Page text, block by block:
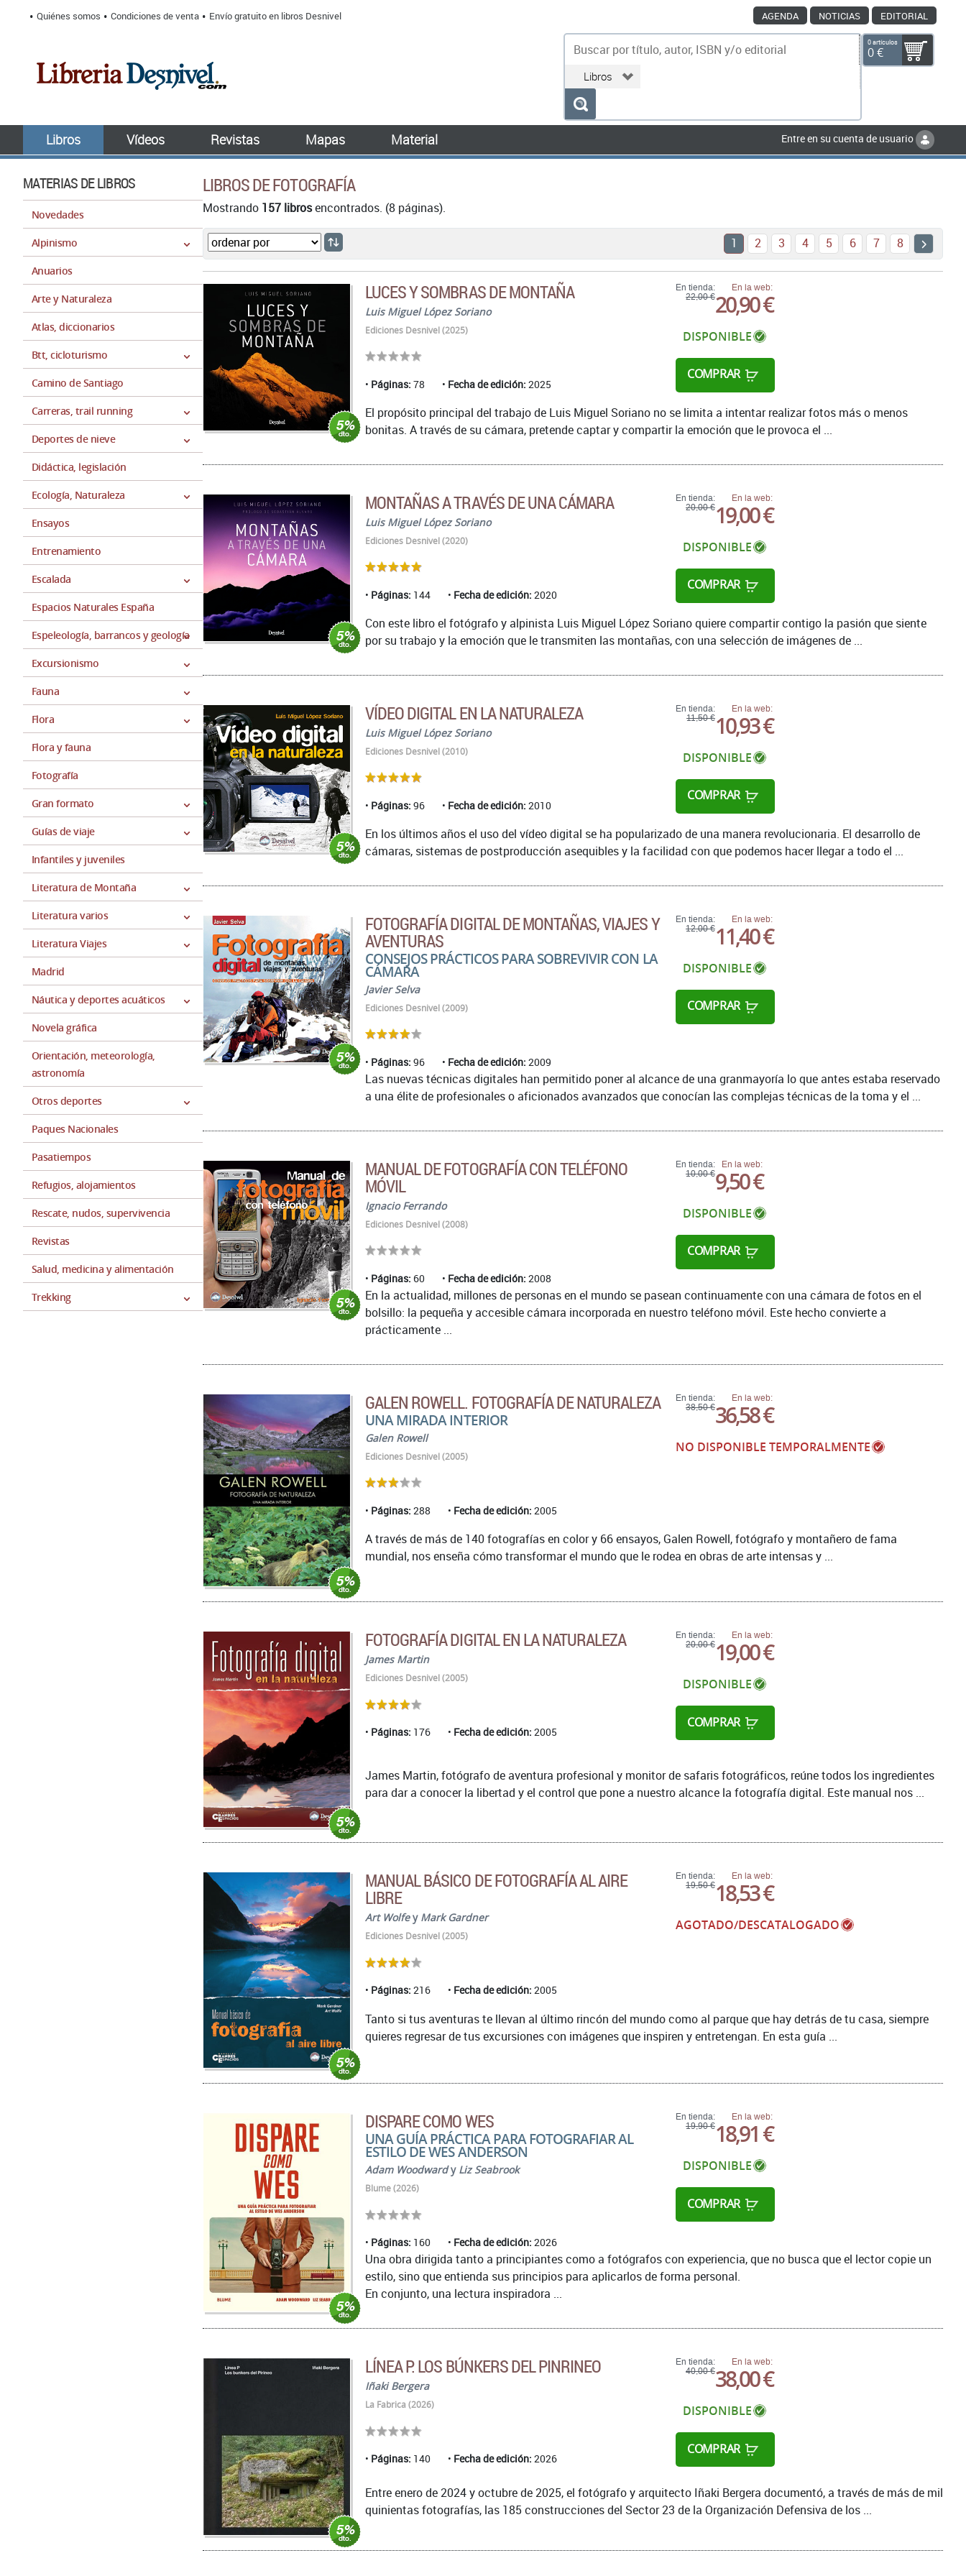
Quiénes somos Condiciones de venta Envío gratuito en libros Desnivel AGENDA NOTICIAS EDITORIAL
0 artículos
0 €
Libros Vídeos Revistas Mapas Material Entre en su cuenta de usuario
MATERIAS DE LIBROS
Novedades
Alpinismo
Anuarios
Arte y Naturaleza
Atlas, diccionarios
Btt, cicloturismo
Camino de Santiago
Carreras, trail running
Deportes de nieve
Didáctica, legislación
Ecología, Naturaleza
Ensayos
Entrenamiento
Escalada
Espacios Naturales España
Espeleología, barrancos y geología
Excursionismo
Fauna
Flora
Flora y fauna
Fotografía
Gran formato
Guías de viaje
Infantiles y juveniles
Literatura de Montaña
Literatura varios
Literatura Viajes
Madrid
Náutica y deportes acuáticos
Novela gráfica
Orientación, meteorología,
astronomía
Otros deportes
Paques Nacionales
Pasatiempos
Refugios, alojamientos
Rescate, nudos, supervivencia
Revistas
Salud, medicina y alimentación
Trekking
LIBROS DE FOTOGRAFÍA
Mostrando 157 librosencontrados. (8 páginas).
1 2 3 4 5 6 7 8
LUCES Y SOMBRAS DE MONTAÑA
Luis Miguel López Soriano
Ediciones Desnivel (2025)
Páginas: 78 Fecha de edición: 2025
En tienda:
22,00 €
En la web:
20,90 €
DISPONIBLE
COMPRAR
El propósito principal del trabajo de Luis Miguel Soriano no se limita a intentar realizar fotos más o menos
bonitas. A través de su cámara, pretende captar y compartir la emoción que le provoca el ...
MONTAÑAS A TRAVÉS DE UNA CÁMARA
Luis Miguel López Soriano
Ediciones Desnivel (2020)
Páginas: 144 Fecha de edición: 2020
En tienda:
20,00 €
En la web:
19,00 €
DISPONIBLE
COMPRAR
Con este libro el fotógrafo y alpinista Luis Miguel López Soriano quiere compartir contigo la pasión que siente
por su trabajo y la emoción que le transmiten las montañas, con una selección de imágenes de ...
VÍDEO DIGITAL EN LA NATURALEZA
Luis Miguel López Soriano
Ediciones Desnivel (2010)
Páginas: 96 Fecha de edición: 2010
En tienda:
11,50 €
En la web:
10,93 €
DISPONIBLE
COMPRAR
En los últimos años el uso del vídeo digital se ha popularizado de una manera revolucionaria. El desarrollo de
cámaras, sistemas de postproducción asequibles y la facilidad con que podemos hacer llegar a todo el ...
FOTOGRAFÍA DIGITAL DE MONTAÑAS, VIAJES Y
AVENTURAS
CONSEJOS PRÁCTICOS PARA SOBREVIVIR CON LA
CÁMARA
Javier Selva
Ediciones Desnivel (2009)
Páginas: 96 Fecha de edición: 2009
En tienda:
12,00 €
En la web:
11,40 €
DISPONIBLE
COMPRAR
Las nuevas técnicas digitales han permitido poner al alcance de una granmayoría lo que antes estaba reservado
a una élite de profesionales o aficionados avanzados que conocían las complejas técnicas de la toma y el ...
MANUAL DE FOTOGRAFÍA CON TELÉFONO
MÓVIL
Ignacio Ferrando
Ediciones Desnivel (2008)
Páginas: 60 Fecha de edición: 2008
En tienda:
10,00 €
En la web:
9,50 €
DISPONIBLE
COMPRAR
En la actualidad, millones de personas en el mundo se pasean continuamente con una cámara de fotos en el
bolsillo: la pequeña y accesible cámara incorporada en nuestro teléfono móvil. Este hecho convierte a
prácticamente ...
GALEN ROWELL. FOTOGRAFÍA DE NATURALEZA
UNA MIRADA INTERIOR
Galen Rowell
Ediciones Desnivel (2005)
Páginas: 288 Fecha de edición: 2005
En tienda:
38,50 €
En la web:
36,58 €
NO DISPONIBLE TEMPORALMENTE
A través de más de 140 fotografías en color y 66 ensayos, Galen Rowell, fotógrafo y montañero de fama
mundial, nos enseña cómo transformar el mundo que le rodea en obras de arte intensas y ...
FOTOGRAFÍA DIGITAL EN LA NATURALEZA
James Martin
Ediciones Desnivel (2005)
Páginas: 176 Fecha de edición: 2005
En tienda:
20,00 €
En la web:
19,00 €
DISPONIBLE
COMPRAR
James Martin, fotógrafo de aventura profesional y monitor de safaris fotográficos, reúne todos los ingredientes
para dar a conocer la libertad y el control que pone a nuestro alcance la fotografía digital. Este manual nos ...
MANUAL BÁSICO DE FOTOGRAFÍA AL AIRE
LIBRE
Art Wolfey Mark Gardner
Ediciones Desnivel (2005)
Páginas: 216 Fecha de edición: 2005
En tienda:
19,50 €
En la web:
18,53 €
AGOTADO/DESCATALOGADO
Tanto si tus aventuras te llevan al último rincón del mundo como al parque que hay detrás de tu casa, siempre
quieres regresar de tus excursiones con imágenes que inspiren y entretengan. En esta guía ...
DISPARE COMO WES
UNA GUÍA PRÁCTICA PARA FOTOGRAFIAR AL
ESTILO DE WES ANDERSON
Adam Woodwardy Liz Seabrook
Blume (2026)
Páginas: 160 Fecha de edición: 2026
En tienda:
19,90 €
En la web:
18,91 €
DISPONIBLE
COMPRAR
Una obra dirigida tanto a principiantes como a fotógrafos con experiencia, que no busca que el lector copie un
estilo, sino que entienda sus principios para aplicarlos de forma personal.
En conjunto, una lectura inspiradora ...
LÍNEA P. LOS BÚNKERS DEL PINRINEO
Iñaki Bergera
La Fabrica (2026)
Páginas: 140 Fecha de edición: 2026
En tienda:
40,00 €
En la web:
38,00 €
DISPONIBLE
COMPRAR
Entre enero de 2024 y octubre de 2025, el fotógrafo y arquitecto Iñaki Bergera documentó, a través de más de mil
quinientas fotografías, las 185 construcciones del Sector 23 de la Organización Defensiva de los ...